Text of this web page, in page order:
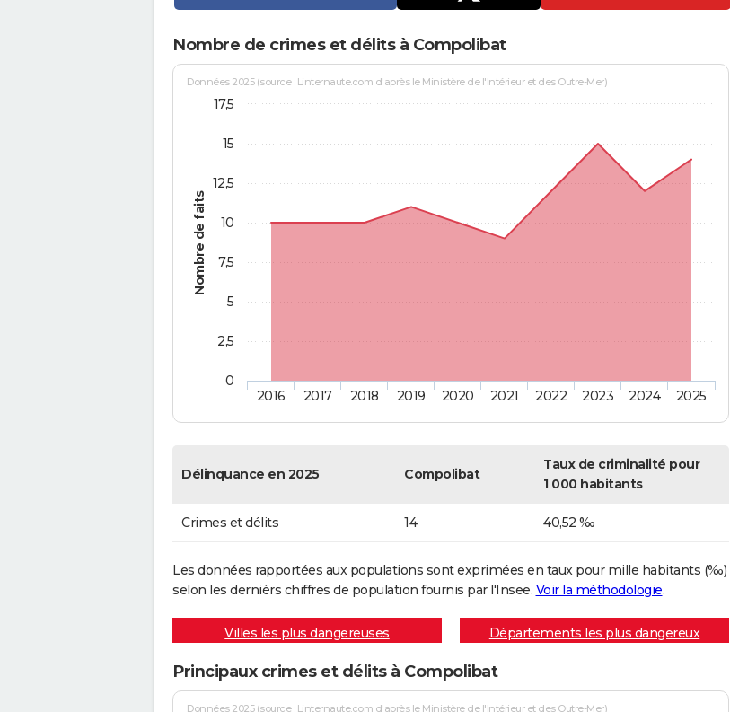
Nombre de crimes et délits à Compolibat
Nombre de faits
Données 2025 (source : Linternaute.com d'après le Ministère de l'Intérieur et des Outre-Mer)
2016 2017 2018 2019 2020 2021 2022 2023 2024 2025
0
2,5
5
7,5
10
12,5
15
17,5
Délinquance en 2025 Compolibat
Taux de criminalité pour
1 000 habitants
Crimes et délits 14 40,52 ‰
Les données rapportées aux populations sont exprimées en taux pour mille habitants (‰)
selon les dernièrs chiffres de population fournis par l'Insee. Voir la méthodologie.
Villes les plus dangereuses Départements les plus dangereux
Principaux crimes et délits à Compolibat
Données 2025 (source : Linternaute.com d'après le Ministère de l'Intérieur et des Outre-Mer)